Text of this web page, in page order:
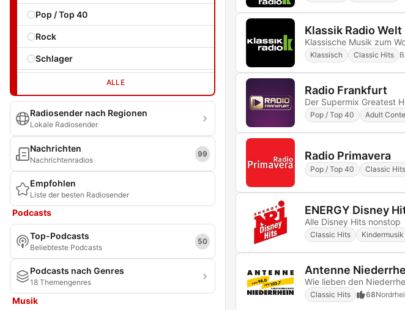
Pop / Top 40
Rock
Schlager
ALLE
Radiosender nach Regionen
Lokale Radiosender
Nachrichten
Nachrichtenradios
99
Empfohlen
Liste der besten Radiosender
Podcasts
Top-Podcasts
Beliebteste Podcasts
50
Podcasts nach Genres
18 Themengenres
Musik
Klassik Radio Welt
Klassische Musik zum
Klassisch Classic Hits
Radio Frankfurt
Der Supermix Greatest
Pop / Top 40 Adult
Radio Primavera
Pop / Top 40 Classic Hits
ENERGY Disney
Alle Disney Hits nonstop
Classic Hits Kindermusik
Antenne
Wie lieben den
Classic Hits 68